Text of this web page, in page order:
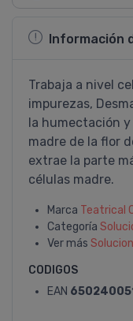
Información
Trabaja a nivel
impurezas,
la humectación
madre de la flor
extrae la parte
células madre.
Marca Teatrical
Categoría
Ver más
CODIGOS
EAN